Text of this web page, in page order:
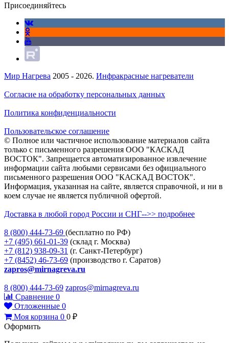
Присоединяйтесь
Мир Нагрева 2005 - 2026. Инфракрасные нагреватели
Согласие на обработку персональных данных
Политика конфиденциальности
Пользовательское соглашение
© Полное или частичное использование материалов сайта
только с письменного разрешения ООО "КАСКАД
ВОСТОК". Запрещается автоматизированное извлечение
информации сайта любыми сервисами без официального
письменного разрешения ООО "КАСКАД ВОСТОК".
Информация, указанная на сайте, является справочной, и ни в
коем случае не является публичной офертой.
Доставка в любой город России и СНГ-->> подробнее
8 (800) 444-73-69 (бесплатно по РФ)
+7 (495) 661-01-39 (склад г. Москва)
+7 (812) 938-09-31 (г. Санкт-Петербург)
+7 (8452) 46-73-69 (производство г. Саратов)
zapros@mirnagreva.ru
8 (800) 444-73-69 zapros@mirnagreva.ru
Сравнение 0
Отложенные 0
Моя корзина 0 0 ₽
Оформить